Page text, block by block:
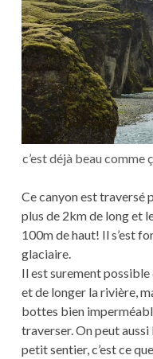
c’est déjà beau comme
Ce canyon est traversé
plus de 2km de long et
100m de haut! Il s’est
glaciaire.
Il est surement possible
et de longer la rivière,
bottes bien
traverser. On peut
petit sentier, c’est ce